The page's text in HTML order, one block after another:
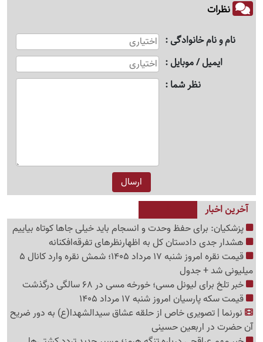
نظرات
نام و نام خانوادگی
ایمیل / موبایل
نظر شما
آخرین اخبار
پزشکیان: برای حفظ وحدت و انسجام باید خیلی جاها کوتاه بیاییم
هشدار جدی دادستان کل به اظهارنظرهای تفرقه‌افکنانه
قیمت نقره امروز شنبه 17 مرداد 1405؛ شمش نقره وارد کانال 5
میلیونی شد + جدول
خبر تلخ برای لیونل مسی؛ خورخه مسی در 68 سالگی درگذشت
قیمت سکه پارسیان امروز شنبه 17 مرداد 1405
نورنما | تصویری خاص از حلقه عشاق سیدالشهدا(ع) به دور ضریح
آن حضرت در اربعین حسینی